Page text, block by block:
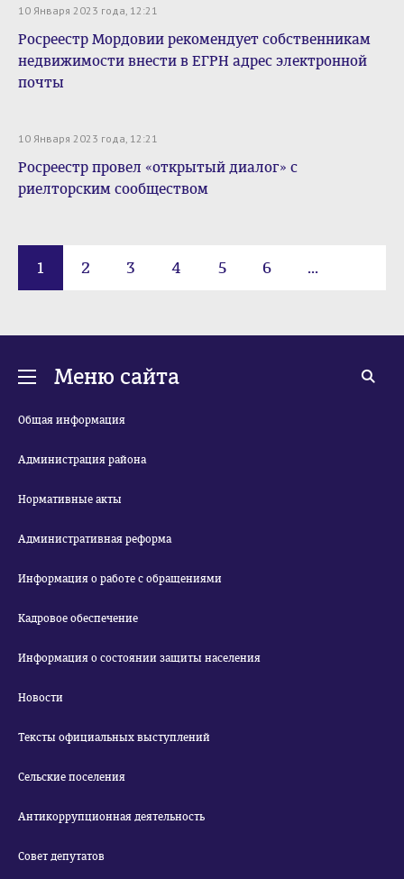
10 Января 2023 года, 12:21
Росреестр Мордовии рекомендует собственникам
недвижимости внести в ЕГРН адрес электронной
почты
10 Января 2023 года, 12:21
Росреестр провел «открытый диалог» с
риелторским сообществом
1 2 3 4 5 6 ...
Меню сайта
Общая информация
Администрация района
Нормативные акты
Административная реформа
Информация о работе с обращениями
Кадровое обеспечение
Информация о состоянии защиты населения
Новости
Тексты официальных выступлений
Сельские поселения
Антикоррупционная деятельность
Совет депутатов